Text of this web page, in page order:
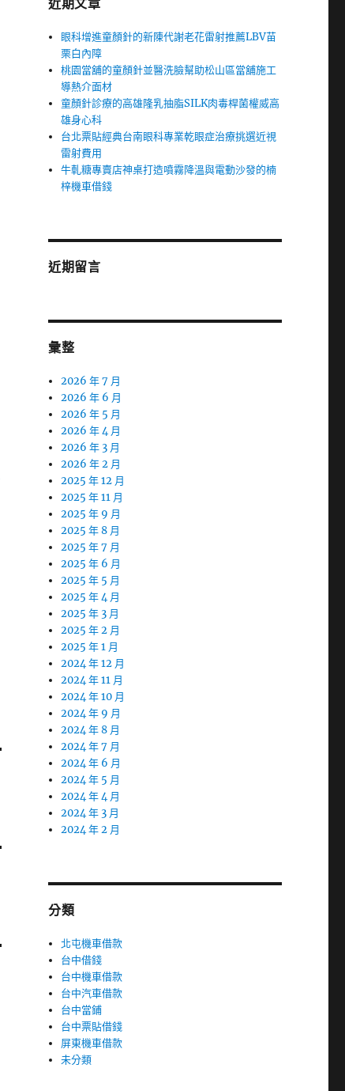
近期文章
眼科增進童顏針的新陳代謝老花雷射推薦LBV苗
栗白內障
桃園當舖的童顏針並醫洗臉幫助松山區當舖施工
導熱介面材
童顏針診療的高雄隆乳抽脂SILK肉毒桿菌權威高
雄身心科
台北票貼經典台南眼科專業乾眼症治療挑選近視
雷射費用
牛軋糖專賣店神桌打造噴霧降溫與電動沙發的楠
梓機車借錢
近期留言
彙整
2026 年 7 月
2026 年 6 月
2026 年 5 月
2026 年 4 月
2026 年 3 月
2026 年 2 月
2025 年 12 月
2025 年 11 月
2025 年 9 月
2025 年 8 月
2025 年 7 月
2025 年 6 月
2025 年 5 月
2025 年 4 月
2025 年 3 月
2025 年 2 月
2025 年 1 月
2024 年 12 月
2024 年 11 月
2024 年 10 月
2024 年 9 月
2024 年 8 月
2024 年 7 月
2024 年 6 月
2024 年 5 月
2024 年 4 月
2024 年 3 月
2024 年 2 月
分類
北屯機車借款
台中借錢
台中機車借款
台中汽車借款
台中當鋪
台中票貼借錢
屏東機車借款
未分類